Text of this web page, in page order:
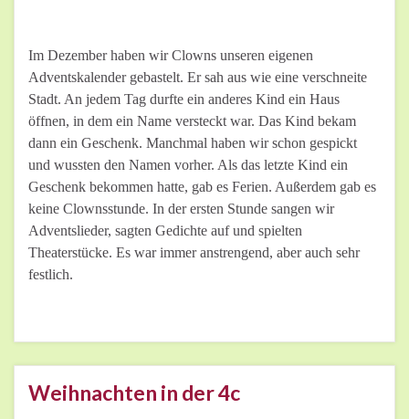
Im Dezember haben wir Clowns unseren eigenen
Adventskalender gebastelt. Er sah aus wie eine verschneite
Stadt. An jedem Tag durfte ein anderes Kind ein Haus
öffnen, in dem ein Name versteckt war. Das Kind bekam
dann ein Geschenk. Manchmal haben wir schon gespickt
und wussten den Namen vorher. Als das letzte Kind ein
Geschenk bekommen hatte, gab es Ferien. Außerdem gab es
keine Clownsstunde. In der ersten Stunde sangen wir
Adventslieder, sagten Gedichte auf und spielten
Theaterstücke. Es war immer anstrengend, aber auch sehr
festlich.
Weihnachten in der 4c